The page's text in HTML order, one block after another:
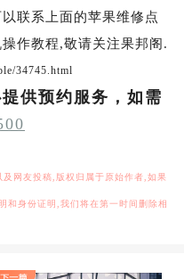
联系上面的苹果维修点
作教程,敬请关注果邦阁.
34745.html
供预约服务，如需
网友投稿,版权归属于原始作者,如果
和身份证明,我们将在第一时间删除相